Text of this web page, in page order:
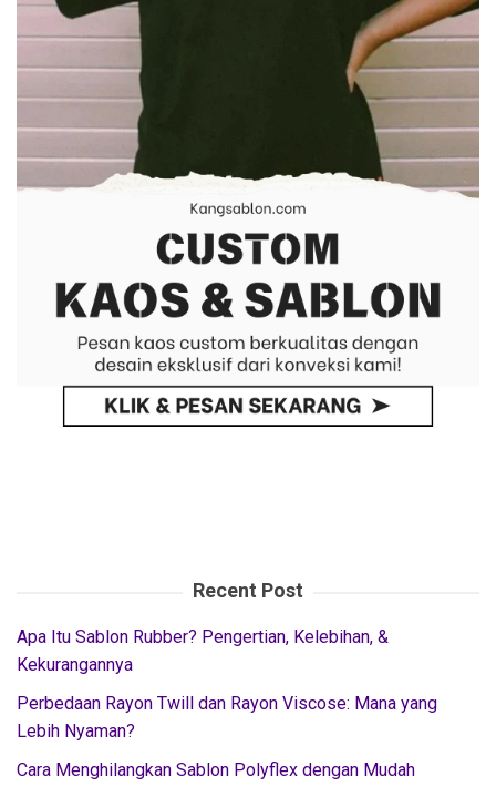
Recent Post
Apa Itu Sablon Rubber? Pengertian, Kelebihan, &
Kekurangannya
Perbedaan Rayon Twill dan Rayon Viscose: Mana yang
Lebih Nyaman?
Cara Menghilangkan Sablon Polyflex dengan Mudah